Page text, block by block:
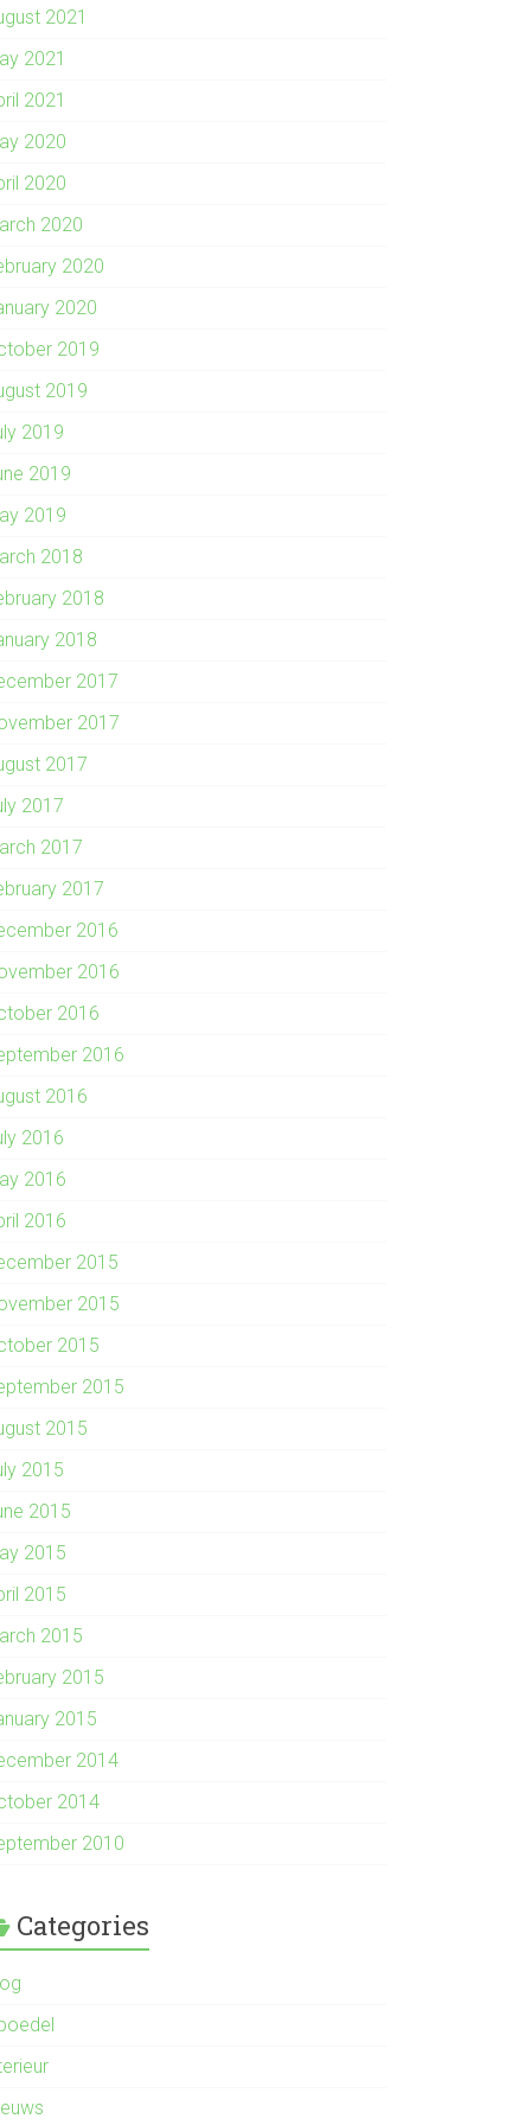
2021
2021
2021
2020
2020
2020
2020
2020
2019
2019
2019
2019
2019
2018
2018
2018
2017
2017
2017
2017
2017
2017
2016
2016
2016
2016
2016
2016
2016
2016
2015
2015
2015
2015
2015
2015
2015
2015
2015
2015
2015
2015
2014
2014
2010
Categories